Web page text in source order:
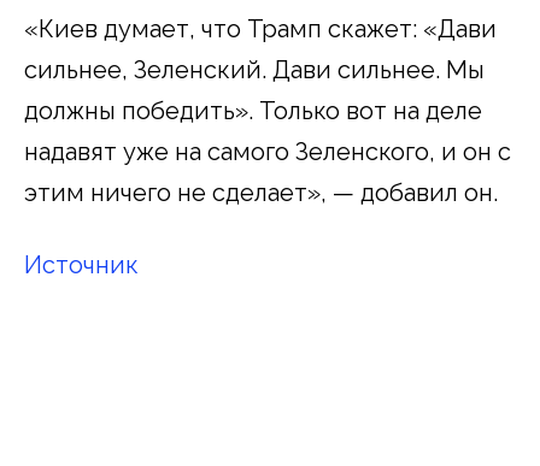
«Киев думает, что Трамп скажет: «Дави
сильнее, Зеленский. Дави сильнее. Мы
должны победить». Только вот на деле
надавят уже на самого Зеленского, и он с
этим ничего не сделает», — добавил он.
Источник